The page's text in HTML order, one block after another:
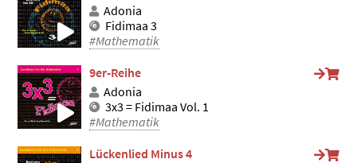
Adonia
Fidimaa 3
#Mathematik
9er-Reihe
Adonia
3x3 = Fidimaa Vol. 1
#Mathematik
Lückenlied Minus 4